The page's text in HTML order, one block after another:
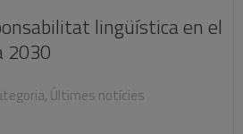
lingüística en el
2030
, Últimes notícies